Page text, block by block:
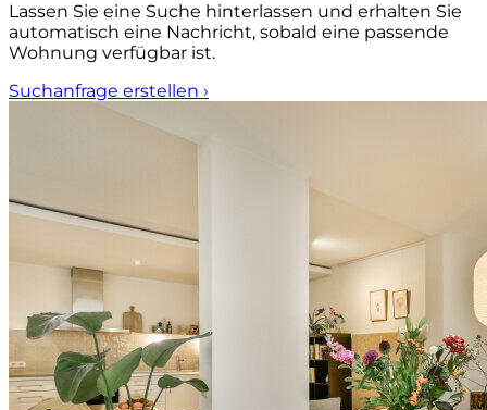
Lassen Sie eine Suche hinterlassen und erhalten Sie
automatisch eine Nachricht, sobald eine passende
Wohnung verfügbar ist.
Suchanfrage erstellen ›